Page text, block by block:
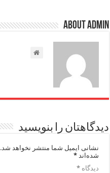
About admin
دیدگاهتان را بنویسید
نشانی ایمیل شما منتشر نخواهد شد.
شده‌اند*
دیدگاه*